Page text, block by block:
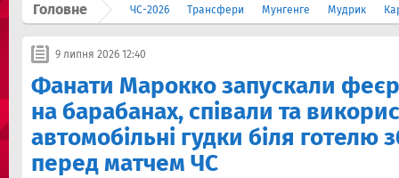
Головне ЧС-2026 Трансфери Мунгенге Мудрик
9 липня 2026 12:40
Фанати Марокко запускали
на барабанах, співали та
автомобільні гудки біля готелю
перед матчем ЧС